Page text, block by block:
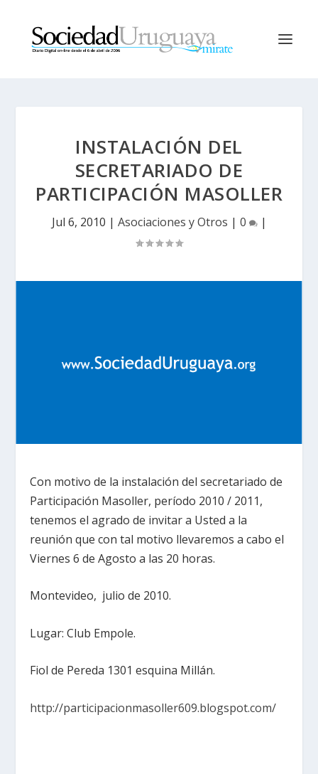
INSTALACIÓN DEL
SECRETARIADO DE
PARTICIPACIÓN MASOLLER
Jul 6, 2010 | Asociaciones y Otros | 0 |
Con motivo de la instalación del secretariado de
Participación Masoller, período 2010 / 2011,
tenemos el agrado de invitar a Usted a la
reunión que con tal motivo llevaremos a cabo el
Viernes 6 de Agosto a las 20 horas.
Montevideo, julio de 2010.
Lugar: Club Empole.
Fiol de Pereda 1301 esquina Millán.
http://participacionmasoller609.blogspot.com/